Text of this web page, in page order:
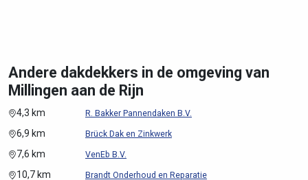
Andere dakdekkers in de omgeving van
Millingen aan de Rijn
4,3 km R. Bakker Pannendaken B.V.
6,9 km Brück Dak en Zinkwerk
7,6 km VenEb B.V.
10,7 km Brandt Onderhoud en Reparatie